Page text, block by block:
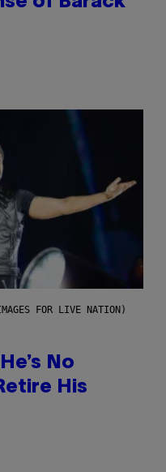
FOR LIVE NATION)
No
His